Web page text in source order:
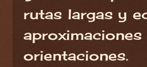
rutas largas y
orientaciones.